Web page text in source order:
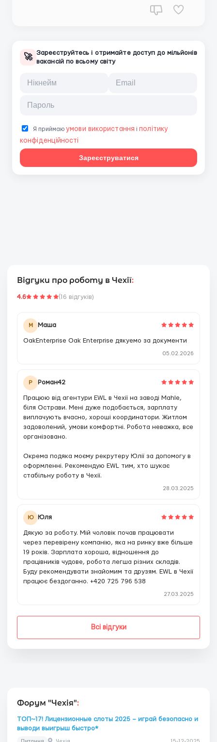
🚀 Зареєструйтесь і отримайте доступ до мільйонів
вакансій по всьому світу
Я приймаюумови використання іполітику
конфіденційності
Зареєструватися
Відгуки про роботу в Чехії:
4.6 (16 відгуків)
М Маша
OakEnterprise Oak Enterprise дякуемо за документи
05.02.2026
Р Роман42
Працюю від агентури EWL в Чехії на заводі Mahle,
біля Острави. Мені дуже подобається, зарплату
виплачують вчасно, хороші координатори. Житлом
задоволений, умови комфортні. Робота неважка, все
організовано.
Окрема подяка моєму рекрутеру Юлії за допомогу в
оформленні. Рекомендую EWL тим, хто шукає
стабільну роботу в Чехії.
28.03.2025
Ю Юля
Дякую за роботу. Мій чоловік почав працювати
через перевірену компанію, яка на ринку вже більше
19 років. Зарплата хороша, відношення до
працівників чудове, робота легша різних складів.
Буду рекомендувати знайомим та друзям. EWL в Чехії
працює бездоганно. +420 725 796 538
27.03.2025
Всі відгуки
Форум "Чехія":
ТОП~17! Лицензионные слоты 2025 – играй безопасно и
выводи выигрыш быстро*